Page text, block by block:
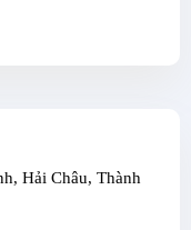
Hải Châu, Thành